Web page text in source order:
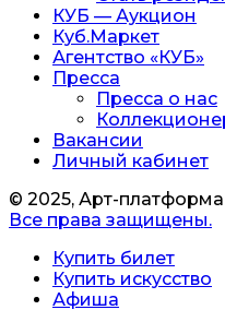
КУБ — Аукцион
Куб.Маркет
Агентство «КУБ»
Пресса
Пресса о нас
Вакансии
Личный кабинет
© 2025, Арт-
Все права защищены.
Купить билет
Купить искусство
Афиша